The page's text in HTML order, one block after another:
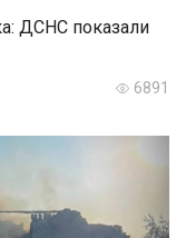
ДСНС показали
6891